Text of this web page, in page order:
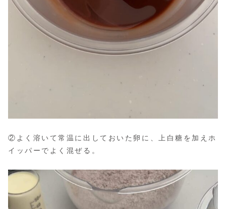
②よく溶いて常温に出しておいた卵に、上白糖を加えホ
イッパーでよく混ぜる。